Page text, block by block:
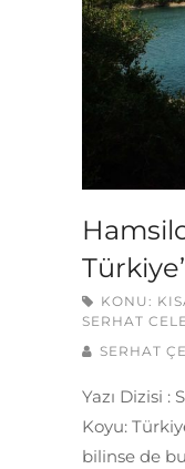
KONU:
SERHAT
SERHAT
Yazı Dizisi :
Koyu:
bilinse de